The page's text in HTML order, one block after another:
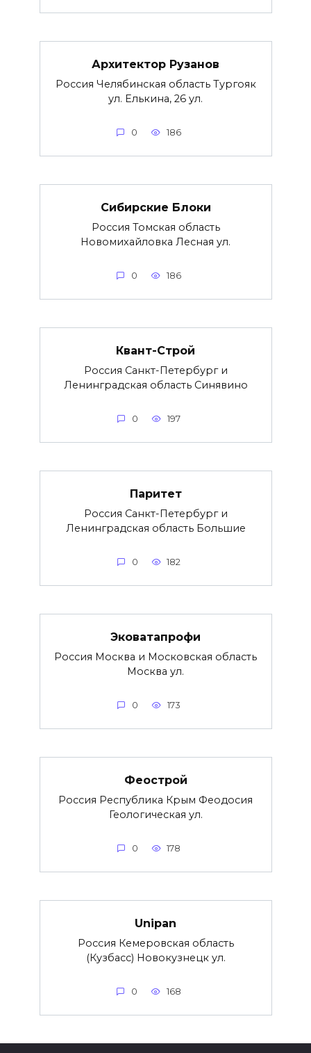
Архитектор Рузанов
Россия Челябинская область Тургояк
ул. Елькина, 26 ул.
0 186
Сибирские Блоки
Россия Томская область
Новомихайловка Лесная ул.
0 186
Квант-Строй
Россия Санкт-Петербург и
Ленинградская область Синявино
0 197
Паритет
Россия Санкт-Петербург и
Ленинградская область Большие
0 182
Эковатапрофи
Россия Москва и Московская область
Москва ул.
0 173
Феострой
Россия Республика Крым Феодосия
Геологическая ул.
0 178
Unipan
Россия Кемеровская область
(Кузбасс) Новокузнецк ул.
0 168